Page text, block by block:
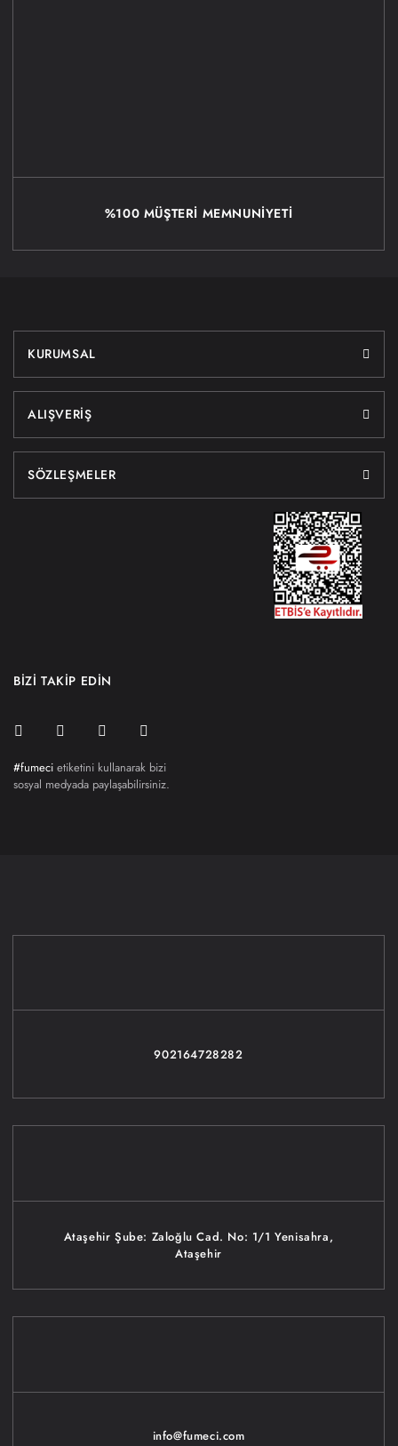
%100 MÜŞTERİ MEMNUNİYETİ
KURUMSAL
ALIŞVERİŞ
SÖZLEŞMELER
BİZİ TAKİP EDİN
#fumeci etiketini kullanarak bizi
sosyal medyada paylaşabilirsiniz.
902164728282
Ataşehir Şube: Zaloğlu Cad. No: 1/1 Yenisahra,
Ataşehir
info@fumeci.com